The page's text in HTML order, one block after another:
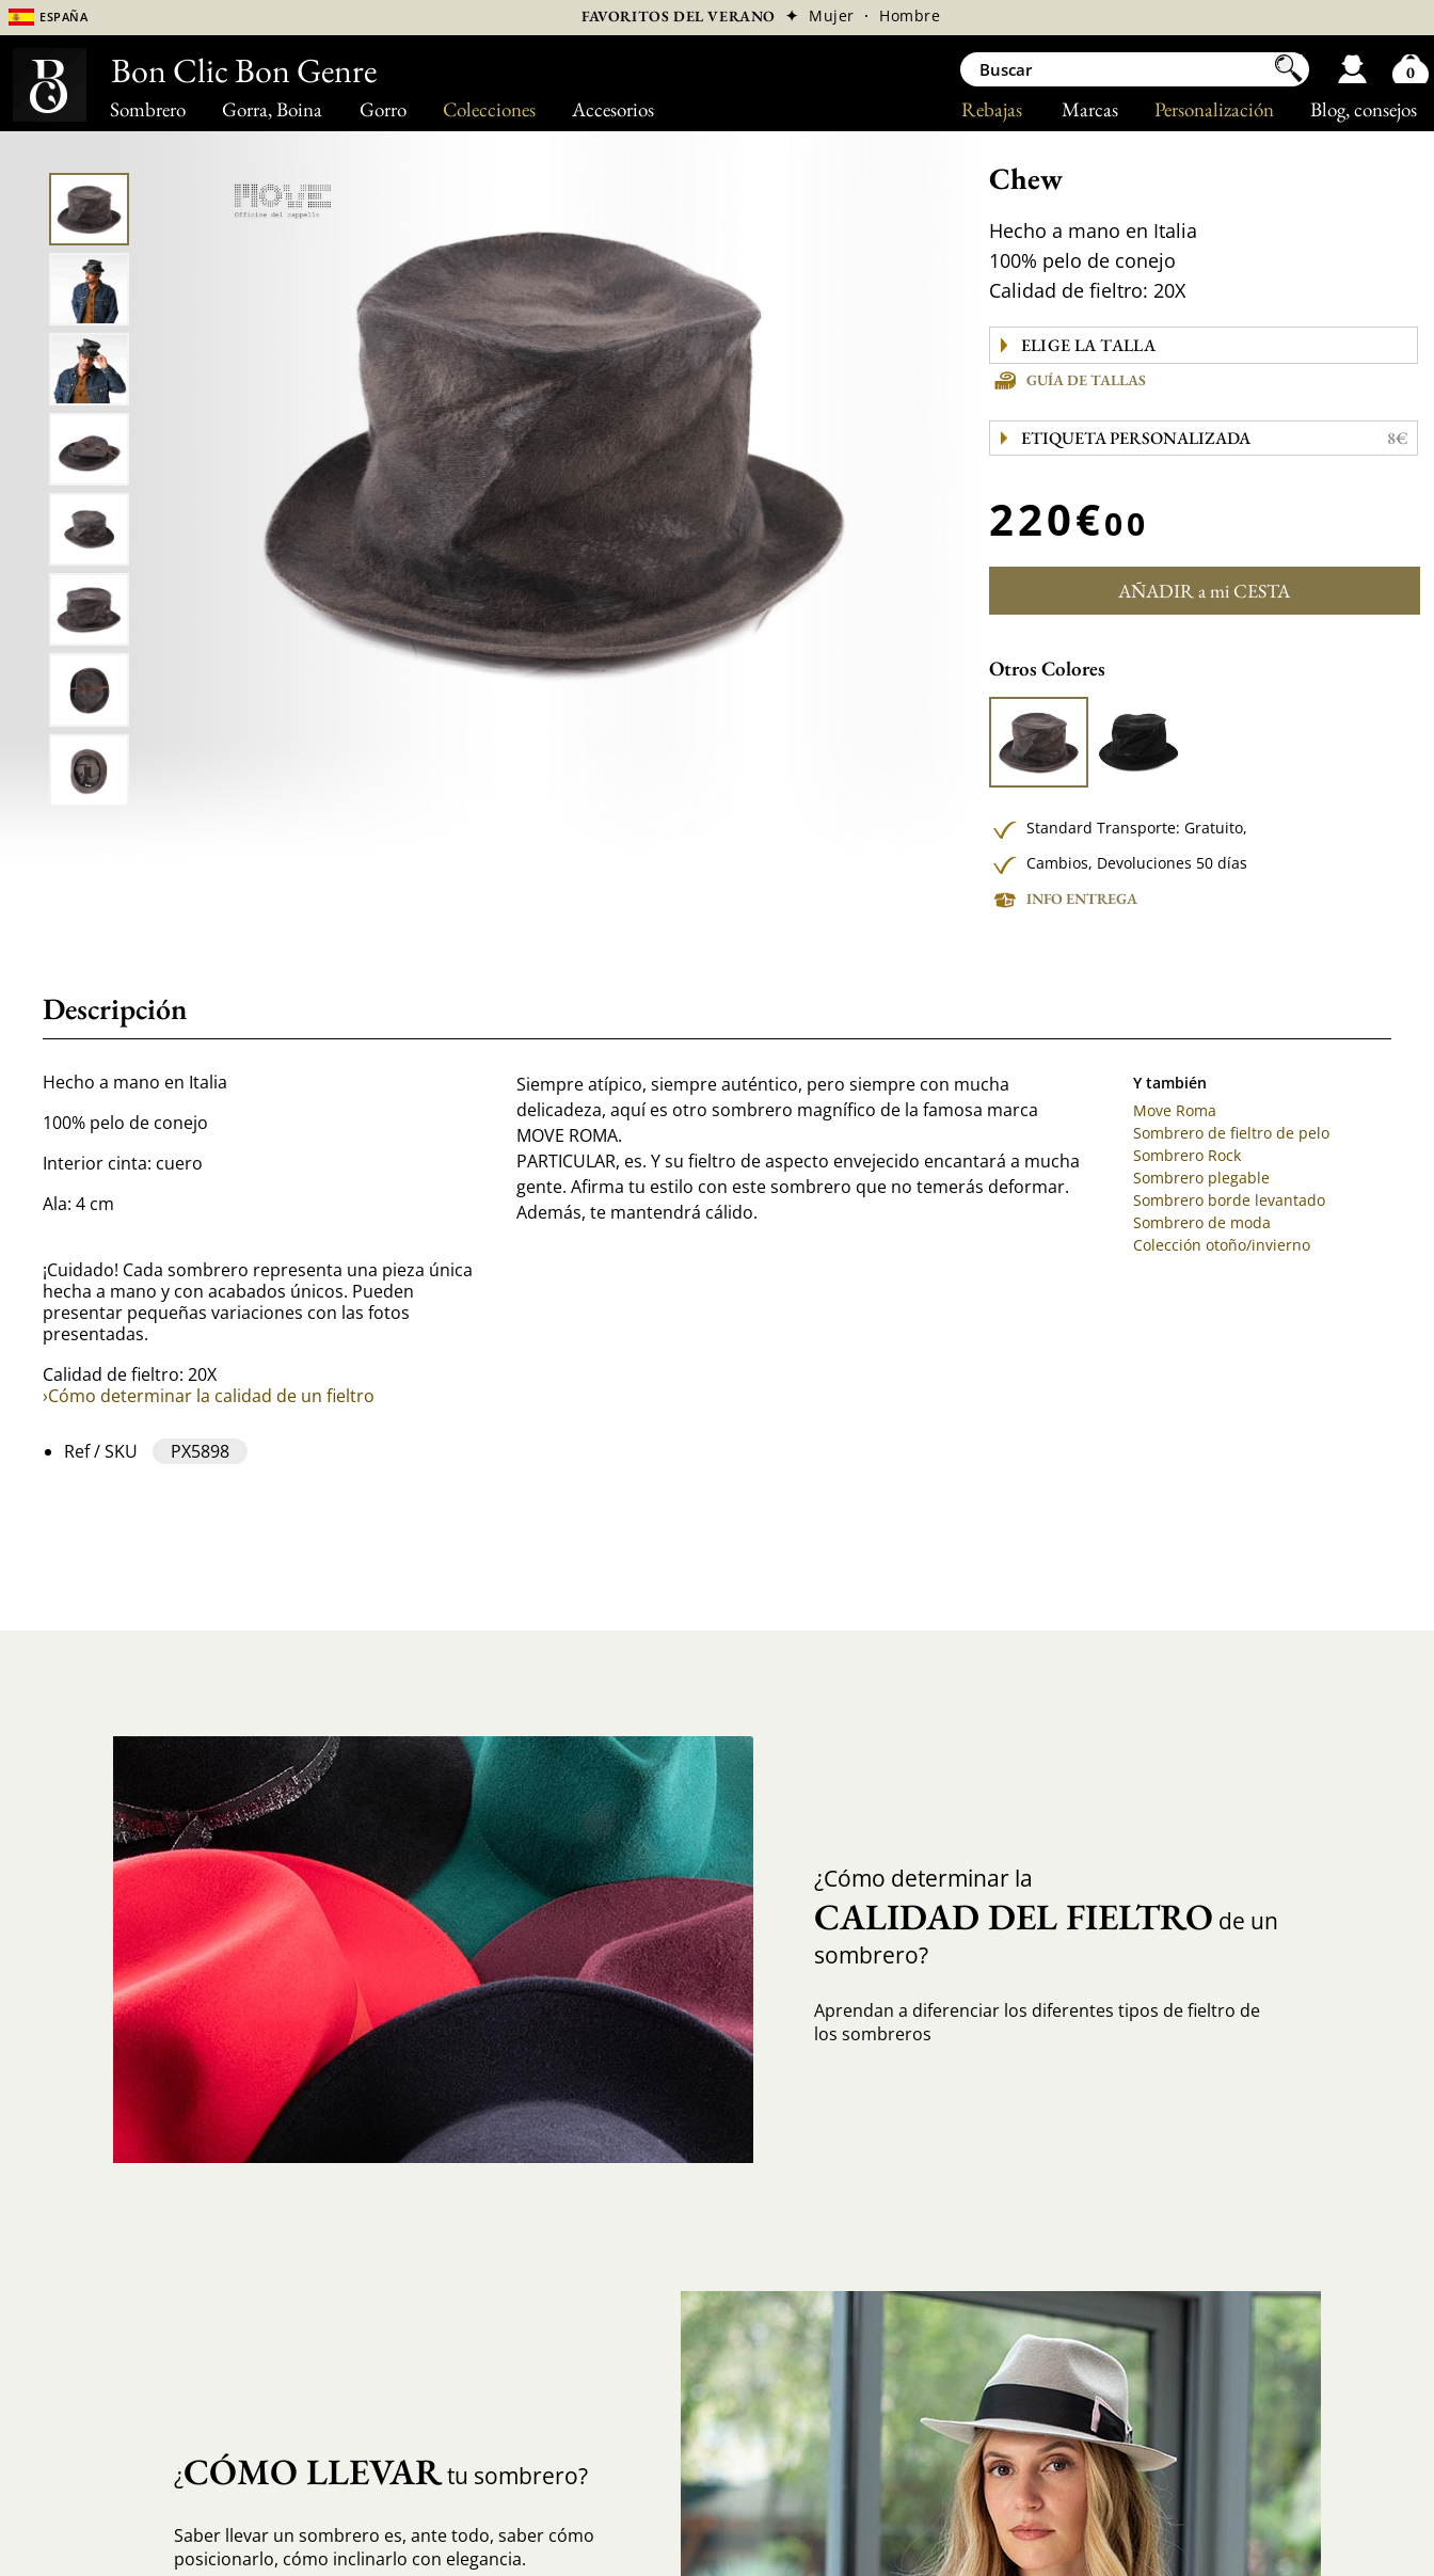
Sombrero Gorra, Boina Gorro Colecciones Accesorios Blog, consejos
Personalización
Marcas
Rebajas
España FAVORITOS DEL VERANO ✦ Mujer · Hombre
Chew
Hecho a mano en Italia
100% pelo de conejo
Calidad de fieltro: 20X
GUÍA DE TALLAS
ETIQUETA PERSONALIZADA 8€
220€00
AÑADIR a mi CESTA
Otros Colores
Standard Transporte:Gratuito,
Cambios, Devoluciones 50 días
INFO ENTREGA
Descripción
Hecho a mano en Italia
100% pelo de conejo
Interior cinta: cuero
Ala: 4 cm
¡Cuidado! Cada sombrero representa una pieza única
hecha a mano y con acabados únicos. Pueden
presentar pequeñas variaciones con las fotos
presentadas.
Calidad de fieltro: 20X
›Cómo determinar la calidad de un fieltro
Ref / SKU PX5898
Siempre atípico, siempre auténtico, pero siempre con mucha
delicadeza, aquí es otro sombrero magnífico de la famosa marca
MOVE ROMA.
PARTICULAR, es. Y su fieltro de aspecto envejecido encantará a mucha
gente. Afirma tu estilo con este sombrero que no temerás deformar.
Además, te mantendrá cálido.
Y también
Move Roma
Sombrero de fieltro de pelo
Sombrero Rock
Sombrero plegable
Sombrero borde levantado
Sombrero de moda
Colección otoño/invierno
¿Cómo determinar la
CALIDAD DEL FIELTRO de un
sombrero?
Aprendan a diferenciar los diferentes tipos de fieltro de
los sombreros
¿CÓMO LLEVARtu sombrero?
Saber llevar un sombrero es, ante todo, saber cómo
posicionarlo, cómo inclinarlo con elegancia.
Bon Clic Bon Genre 0